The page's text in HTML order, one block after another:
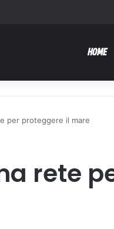
HOME
per proteggere il mare
rete